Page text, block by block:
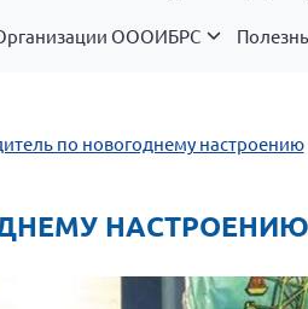
ОООИБРС
по новогоднему настроению
НАСТРОЕНИЮ